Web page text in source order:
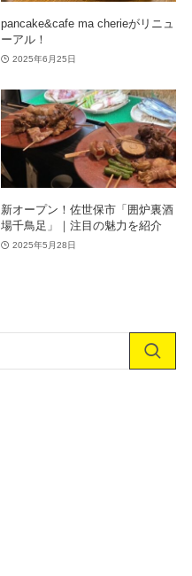
pancake&cafe ma cherieがリニュ
ーアル！
2025年6月25日
新オープン！佐世保市「囲炉裏酒
場千鳥足」｜注目の魅力を紹介
2025年5月28日